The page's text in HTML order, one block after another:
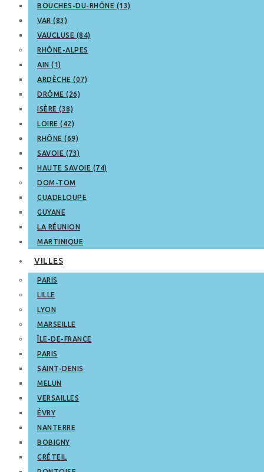
BOUCHES-DU-RHÔNE (13)
VAR (83)
VAUCLUSE (84)
RHÔNE-ALPES
AIN (1)
ARDÈCHE (07)
DRÔME (26)
ISÈRE (38)
LOIRE (42)
RHÔNE (69)
SAVOIE (73)
HAUTE SAVOIE (74)
DOM-TOM
GUADELOUPE
GUYANE
LA RÉUNION
MARTINIQUE
VILLES
PARIS
LILLE
LYON
MARSEILLE
ÎLE-DE-FRANCE
PARIS
SAINT-DENIS
MELUN
VERSAILLES
ÉVRY
NANTERRE
BOBIGNY
CRÉTEIL